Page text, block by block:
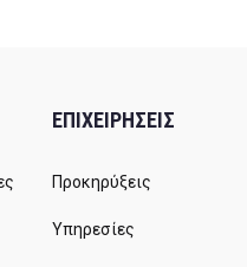
ΕΠΙΧΕΙΡΗΣΕΙΣ
Προκηρύξεις
Υπηρεσίες